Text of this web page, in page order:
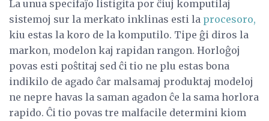
La unua specifaĵo listigita por ĉiuj komputilaj
sistemoj sur la merkato inklinas esti la procesoro,
kiu estas la koro de la komputilo. Tipe ĝi diros la
markon, modelon kaj rapidan rangon. Horloĝoj
povas esti poŝtitaj sed ĉi tio ne plu estas bona
indikilo de agado ĉar malsamaj produktaj modeloj
ne nepre havas la saman agadon ĉe la sama horlora
rapido. Ĉi tio povas tre malfacile determini kiom